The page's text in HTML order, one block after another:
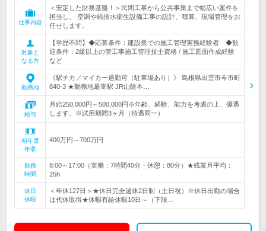
仕事内容
＜安定した財務基盤！＞民間工事から公共事業まで幅広い案件を
担当し、 空調や給排水衛生設備工事の設計、積算、現場管理をお
任せします。
対象と
なる方
【学歴不問】◆応募条件：建設業での施工管理実務経験者 ◆歓
迎条件：2級以上の管工事施工管理技士資格 / 施工図面作成経験
など
勤務地
《駅チカ／マイカー通勤可（駐車場あり）》 島根県出雲市今市町
840-3 ★勤務地最寄駅 JR山陰本…
給与
月給250,000円～500,000円※年齢、経験、能力を考慮の上、優遇
します。※試用期間3ヶ月（待遇同一）
初年度
年収
400万円～700万円
勤務
時間
8:00～17:00（実働：7時間40分・休憩：80分）★残業月平均：
25h
休日
休暇
＜年休127日＞★休日完全週休2日制（土日祝）※休日出勤の場合
は代休取得★休暇有給休暇10日～（下限…